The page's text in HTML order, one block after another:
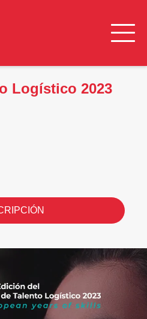
Logístico 2023